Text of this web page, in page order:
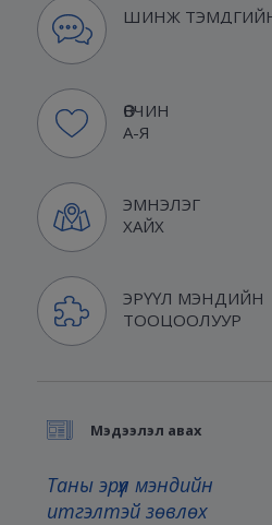
ШИНЖ
ӨВЧИН
А-Я
ЭМНЭЛЭГ
ХАЙХ
ЭРҮҮЛ МЭНДИЙН
ТООЦООЛУУР
Мэдээлэл авах
Таны эрүүл мэндийн
итгэлтэй зөвлөх